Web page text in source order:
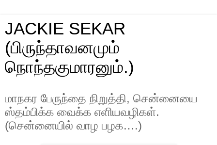
JACKIE SEKAR
(பிருந்தாவனமும்
நொந்தகுமாரனும்.)
மாநகர பேருந்தை நிறுத்தி, சென்னையை
ஸ்தம்பிக்க வைக்க எளியவழிகள்.
(சென்னையில் வாழ பழக….)